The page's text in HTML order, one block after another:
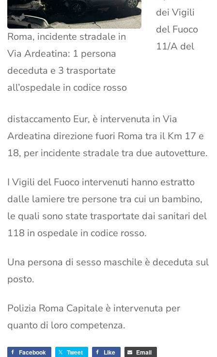
Roma, incidente stradale in
Via Ardeatina: 1 persona
deceduta e 3 trasportate
all’ospedale in codice rosso
dei Vigili
del Fuoco
11/A del
distaccamento Eur, è intervenuta in Via
Ardeatina direzione fuori Roma tra il Km 17 e
18, per incidente stradale tra due autovetture.
I Vigili del Fuoco intervenuti hanno estratto
dalle lamiere tre persone tra cui un bambino,
le quali sono state trasportate dai sanitari del
118 in ospedale in codice rosso.
Una persona di sesso maschile è deceduta sul
posto.
Polizia Roma Capitale è intervenuta per
quanto di loro competenza.
Facebook Tweet Like Email